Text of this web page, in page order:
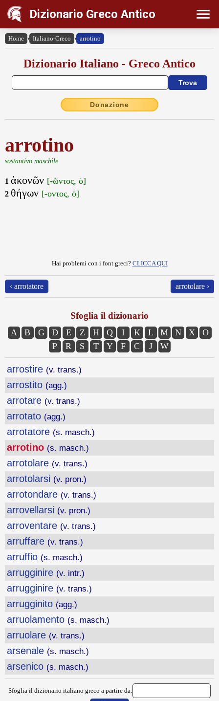
Dizionario Greco Antico
Home › Italiano-Greco › arrotino
Dizionario Italiano - Greco Antico
Donazione
arrotino
sostantivo maschile
1 ἀκονῶν [-ῶντος, ὁ]
2 θήγων [-οντος, ὁ]
Hai problemi con i font greci? CLICCA QUI
‹ arrotatore arrotolare ›
Sfoglia il dizionario
A B G D E Z H Q I K L M N X
O
P
R S T Y F C J W
arrostire (v. trans.)
arrostito (agg.)
arrotare (v. trans.)
arrotato (agg.)
arrotatore (s. masch.)
arrotino (s. masch.)
arrotolare (v. trans.)
arrotolarsi (v. pron.)
arrotondare (v. trans.)
arrovellarsi (v. pron.)
arroventare (v. trans.)
arruffare (v. trans.)
arruffio (s. masch.)
arrugginire (v. intr.)
arrugginire (v. trans.)
arrugginito (agg.)
arruolamento (s. masch.)
arruolare (v. trans.)
arsenale (s. masch.)
arsenico (s. masch.)
Sfoglia il dizionario italiano greco a partire da: